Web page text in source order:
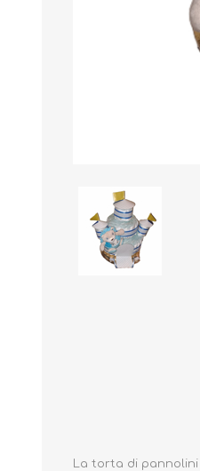
Babymonitor
Sicurezza in Casa e
La torta di